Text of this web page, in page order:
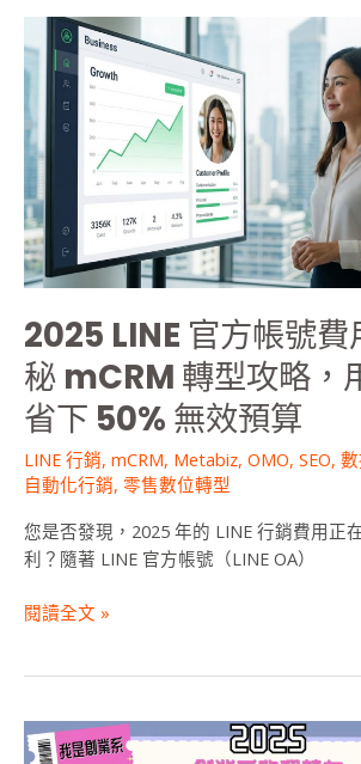
倍
2025 LINE 官方帳號費
秘 mCRM 轉型攻略，
省下 50% 無效預算
LINE 行銷, mCRM, Metabiz, OMO, SEO,
自動化行銷, 零售數位轉型
您是否發現，2025 年的 LINE 行銷費用正
利？隨著 LINE 官方帳號（LINE OA）
LINE
方
帳
號
費
用
暴
漲？
秘
mCRM
轉
型
攻
略，
用
數
據
台
無
效
閱讀全文 »
AI